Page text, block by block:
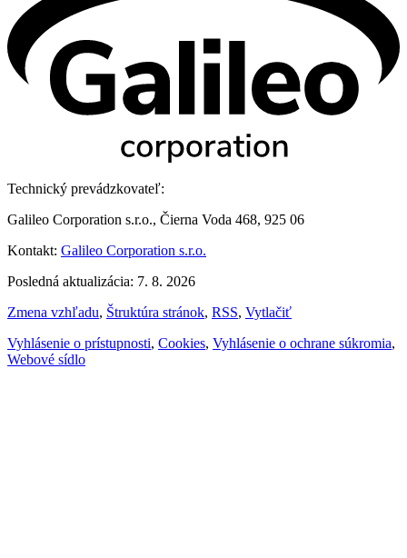
Technický prevádzkovateľ:
Galileo Corporation s.r.o., Čierna Voda 468, 925 06
Kontakt: Galileo Corporation s.r.o.
Posledná aktualizácia: 7. 8. 2026
Zmena vzhľadu, Štruktúra stránok, RSS, Vytlačiť
Vyhlásenie o prístupnosti, Cookies, Vyhlásenie o ochrane súkromia,
Webové sídlo